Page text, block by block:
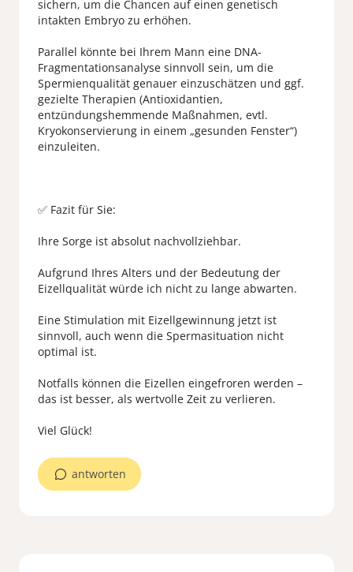
sichern, um die Chancen auf einen genetisch
intakten Embryo zu erhöhen.
Parallel könnte bei Ihrem Mann eine DNA-
Fragmentationsanalyse sinnvoll sein, um die
Spermienqualität genauer einzuschätzen und ggf.
gezielte Therapien (Antioxidantien,
entzündungshemmende Maßnahmen, evtl.
Kryokonservierung in einem „gesunden Fenster“)
einzuleiten.
✅ Fazit für Sie:
Ihre Sorge ist absolut nachvollziehbar.
Aufgrund Ihres Alters und der Bedeutung der
Eizellqualität würde ich nicht zu lange abwarten.
Eine Stimulation mit Eizellgewinnung jetzt ist
sinnvoll, auch wenn die Spermasituation nicht
optimal ist.
Notfalls können die Eizellen eingefroren werden –
das ist besser, als wertvolle Zeit zu verlieren.
antworten